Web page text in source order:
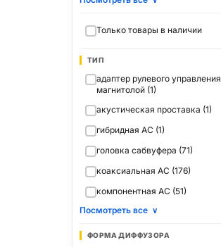
Только товары в наличии
ТИП
адаптер рулевого управления
магнитолой (1)
акустическая проставка (1)
гибридная АС (1)
головка сабвуфера (71)
коаксиальная АС (176)
компонентная АС (51)
Посмотреть все ∨
ФОРМА ДИФФУЗОРА